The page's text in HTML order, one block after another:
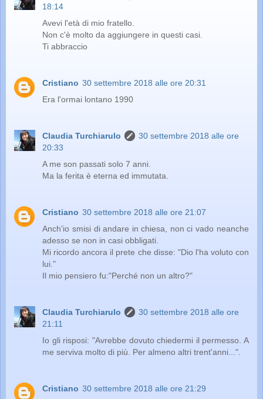
18:14
Avevi l'età di mio fratello.
Non c'è molto da aggiungere in questi casi.
Ti abbraccio
Cristiano 30 settembre 2018 alle ore 20:31
Era l'ormai lontano 1990
Claudia Turchiarulo
30 settembre 2018 alle ore
20:33
A me son passati solo 7 anni.
Ma la ferita è eterna ed immutata.
Cristiano 30 settembre 2018 alle ore 21:07
Anch'io smisi di andare in chiesa, non ci vado neanche
adesso se non in casi obbligati.
Mi ricordo ancora il prete che disse: "Dio l'ha voluto con
lui."
Il mio pensiero fu:"Perché non un altro?"
Claudia Turchiarulo
30 settembre 2018 alle ore
21:11
Io gli risposi: "Avrebbe dovuto chiedermi il permesso. A
me serviva molto di più. Per almeno altri trent'anni...".
Cristiano 30 settembre 2018 alle ore 21:29